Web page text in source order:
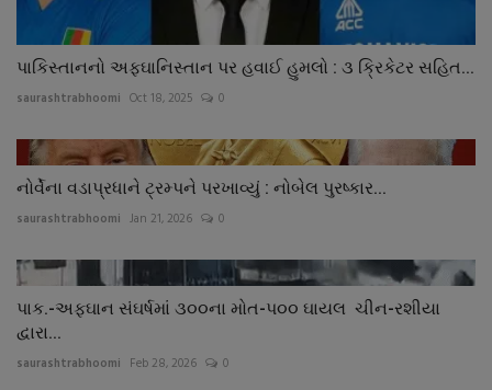
પાકિસ્તાનનો અફઘાનિસ્તાન પર હવાઈ હુમલો : ૩ ક્રિકેટર સહિત...
saurashtrabhoomi Oct 18, 2025 0
નોર્વેના વડાપ્રધાને ટ્રમ્પને પરખાવ્યું : નોબેલ પુરષ્કાર...
saurashtrabhoomi Jan 21, 2026 0
પાક.-અફઘાન સંઘર્ષમાં ૩૦૦ના મોત-પ૦૦ ઘાયલ ચીન-રશીયા
દ્વારા...
saurashtrabhoomi Feb 28, 2026 0